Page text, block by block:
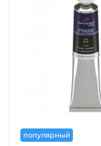
популярный